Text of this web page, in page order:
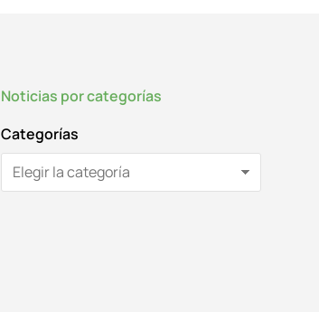
Noticias por categorías
Categorías